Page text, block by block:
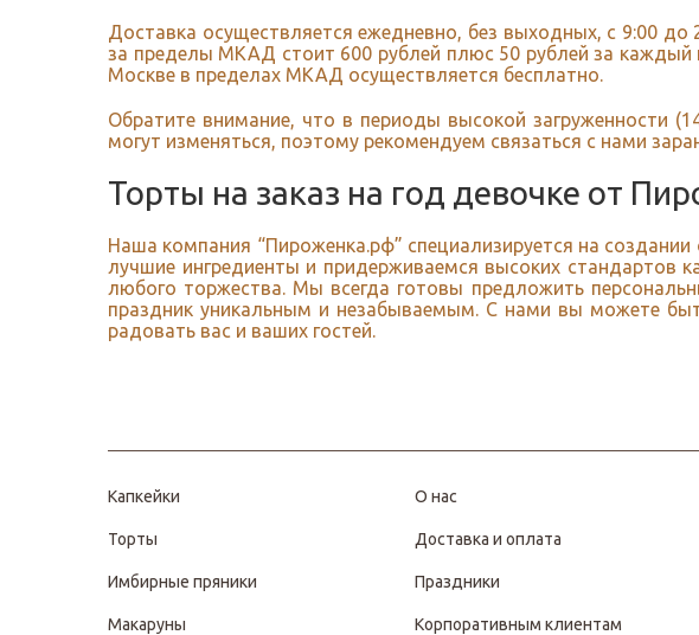
Доставка осуществляется ежедневно, без выходных, с 9:00
за пределы МКАД стоит 600 рублей плюс 50 рублей за
Москве в пределах МКАД осуществляется бесплатно.
Обратите внимание, что в периоды высокой загруженности
могут изменяться, поэтому рекомендуем связаться с нами
Торты на заказ на год девочке от
Наша компания “Пироженка.рф” специализируется на
лучшие ингредиенты и придерживаемся высоких стандартов
любого торжества. Мы всегда готовы предложить
праздник уникальным и незабываемым. С нами вы можете
радовать вас и ваших гостей.
Капкейки
Торты
Имбирные пряники
Макаруны
О нас
Доставка и оплата
Праздники
Корпоративным клиентам